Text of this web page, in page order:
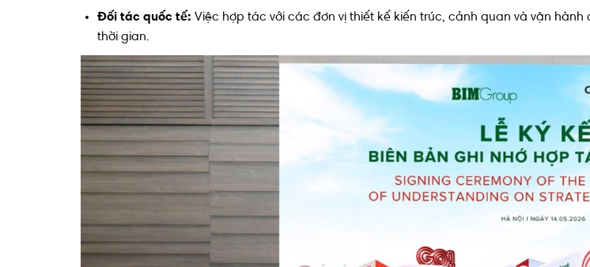
Đối tác quốc tế: Việc hợp tác với các đơn vị thiết kế kiến trúc, cảnh quan và vận
thời gian.